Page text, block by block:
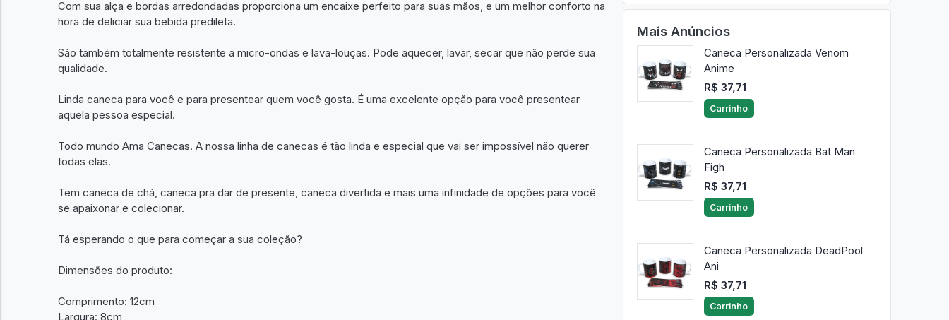
Com sua alça e bordas arredondadas proporciona um encaixe perfeito para suas mãos, e um melhor conforto na
hora de deliciar sua bebida predileta.
São também totalmente resistente a micro-ondas e lava-louças. Pode aquecer, lavar, secar que não perde sua
qualidade.
Linda caneca para você e para presentear quem você gosta. É uma excelente opção para você presentear
aquela pessoa especial.
Todo mundo Ama Canecas. A nossa linha de canecas é tão linda e especial que vai ser impossível não querer
todas elas.
Tem caneca de chá, caneca pra dar de presente, caneca divertida e mais uma infinidade de opções para você
se apaixonar e colecionar.
Tá esperando o que para começar a sua coleção?
Dimensões do produto:
Comprimento: 12cm
Largura: 8cm
Mais Anúncios
Caneca Personalizada Venom
Anime
R$ 37,71
Carrinho
Caneca Personalizada Bat Man
Figh
R$ 37,71
Carrinho
Caneca Personalizada DeadPool
Ani
R$ 37,71
Carrinho